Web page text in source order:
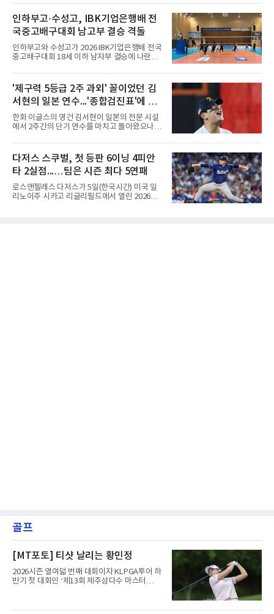
리츠와 마이애미 말린스를 거쳐 메츠에 둥지를
틀며 반등을 노렸으나
행배 전국중고배구대회 18세 이하 여자부 결승
에서 선명여고를 세트스코어 3-1(13-25, 25-14,
25-17, 25-10)로 물리치고 우승을 차지했다.첫
세트를 13-25로 내주며 불안하게 출발한 중앙여
고는 이후 조직력을 되찾아 2세트부터 경기 주
도권을 완전히 장악했다. 강한 서브와 탄탄한 수
비를 앞세워 내리 세 세트를 따내며 짜릿한 역전
권대회 결승에서 모두 선명여고에 패해 준우승
에 머물렀다. 그러나 세 번째
인하부고·수성고, IBK기업은행배 전
국중고배구대회 남고부 결승 격돌
인하부고와 수성고가 2026 IBK기업은행배 전국
중고배구대회 18세 이하 남자부 결승에 나란히
하부고는 5일 충북 제천실내체육관에서 열린 대
회 남자 18세 이하부 준결승에서 남성고를 세트
스코어 3-1(25-17, 17-25, 25-21, 25-17)로 꺾
고 결승행 티켓을 따냈다. 인하부고는 높은 공격
성공률을 앞세워 경기 주도권을 잡으며 승리를
거뒀다.수성고도 준결승에서 속초고를 상대로
안정된 조직력을 바탕으로 3-1(25-23, 25-16,
고는 인하부고와 우승을 다툴 기회를 잡았다.여
자 18세 이하부에서는 중앙여고
'제구력 5등급 2주 과외' 꼴이었던 김
서현의 일본 연수...'종합검진표'에 불
과
한화 이글스의 영건 김서현이 일본의 전문 시설
에서 2주간의 단기 연수를 마치고 돌아왔으나,
출하며 야구 팬들과 전문가들 사이에 씁쓸한 뒷
맛을 남기고 있다.출국 당시만 해도 선수의 고질
적인 제구 문제를 해결할 특효약이 될 것처럼 포
장되었던 이번 연수는, 뚜껑을 열어보니 '제구력
5등급에게 2주짜리 족집게 과외를 붙여 1등급을
기대한 꼴'이었다는 냉정한 평가를 피하기 어렵
게 됐다.야구에서 투수의 제구력은 오랜 시간 투
다저스 스쿠벌, 첫 등판 6이닝 4피안
타 2실점...…팀은 시즌 최다 5연패
로스앤젤레스 다저스가 5일(한국시간) 미국 일
리노이주 시카고 리글리필드에서 열린 2026
골프
[MT포토] 티샷 날리는 황민정
2026시즌 열여덟 번째 대회이자 KLPGA투어 하
반기 첫 대회인 ‘제13회 제주삼다수 마스터
트(파72/6,767야드)에서 열리고 있다.6일 현재